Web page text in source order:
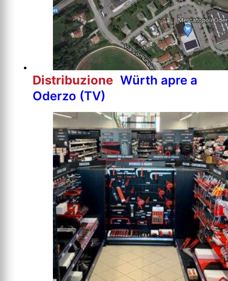
Distribuzione Würth apre a
Oderzo (TV)